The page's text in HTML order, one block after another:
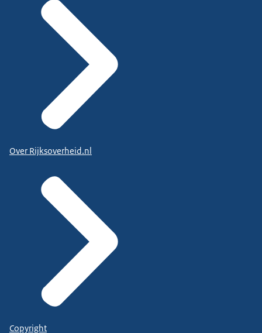
Over Rijksoverheid.nl
Copyright